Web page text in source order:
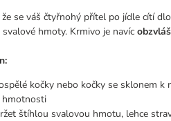
že se váš čtyřnohý přítel po jídle cítí
hmoty. Krmivo je navíc
:
kočky nebo kočky se sklonem k
hmotnosti
štíhlou svalovou hmotu, lehce